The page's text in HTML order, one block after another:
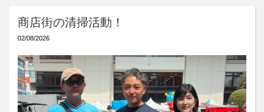
商店街の清掃活動！
02/08/2026